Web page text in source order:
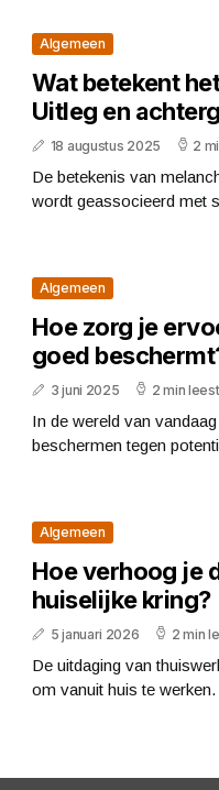
Algemeen
Wat betekent
Uitleg en
18 augustus 2025 2
De betekenis van
wordt geassocieerd met
Algemeen
Hoe zorg je
goed
3 juni 2025 2 min
In de wereld van
beschermen tegen
Algemeen
Hoe verhoog je
huiselijke kring?
5 januari 2026 2 min
De uitdaging van
om vanuit huis te